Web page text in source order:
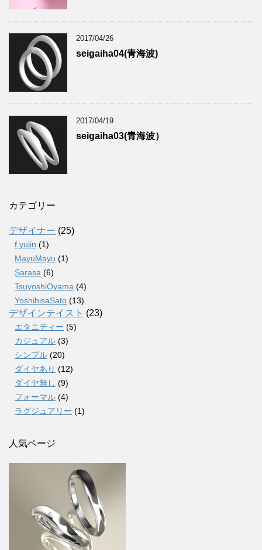
2017/04/26
seigaiha04(青海波)
2017/04/19
seigaiha03(青海波）
カテゴリー
デザイナー (25)
f.yujin (1)
MayuMayu (1)
Sarasa (6)
TsuyoshiOyama (4)
YoshihisaSato (13)
デザインテイスト (23)
エタニティー (5)
カジュアル (3)
シンプル (20)
ダイヤあり (12)
ダイヤ無し (9)
フォーマル (4)
ラグジュアリー (1)
人気ページ